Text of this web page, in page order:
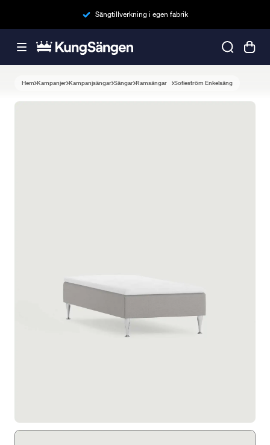
Sängtillverkning i egen fabrik
Hem Kampanjer Kampanjsängar Sängar Ramsängar Sofieström Enkelsäng